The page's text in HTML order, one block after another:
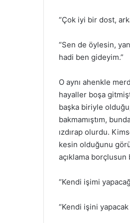
“Çok iyi bir dost,
“Sen de öylesin,
hadi ben gideyim.”
O aynı ahenkle
hayaller boşa
başka biriyle
bakmamıştım,
ızdırap olurdu.
kesin olduğunu
açıklama borçlusun
“Kendi işimi
“Kendi işini